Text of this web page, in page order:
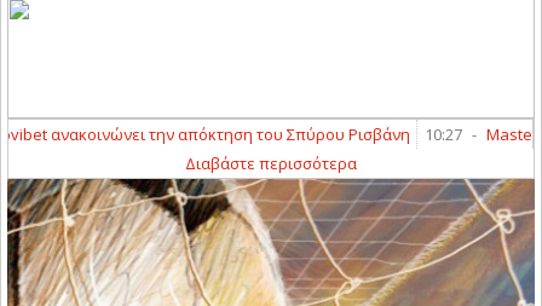
ανακοινώνει την απόκτηση του Σπύρου Ρισβάνη 10:27 - Masterclass
Διαβάστε περισσότερα